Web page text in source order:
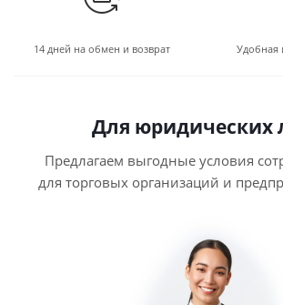
14 дней на обмен и возврат Удобная
Для юридических
Предлагаем выгодные условия
для торговых организаций и